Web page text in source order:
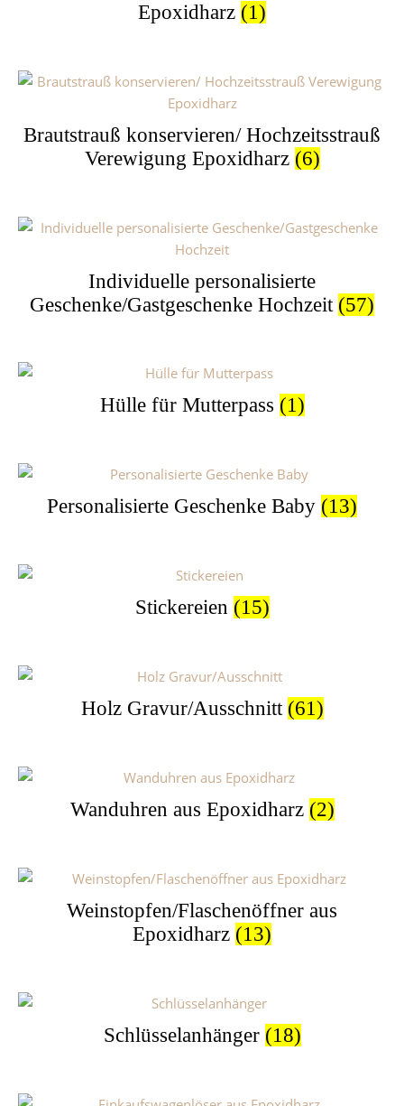
Epoxidharz (1)
Brautstrauß konservieren/ Hochzeitsstrauß
Verewigung Epoxidharz (6)
Individuelle personalisierte
Geschenke/Gastgeschenke Hochzeit (57)
Hülle für Mutterpass (1)
Personalisierte Geschenke Baby (13)
Stickereien (15)
Holz Gravur/Ausschnitt (61)
Wanduhren aus Epoxidharz (2)
Weinstopfen/Flaschenöffner aus
Epoxidharz (13)
Schlüsselanhänger (18)